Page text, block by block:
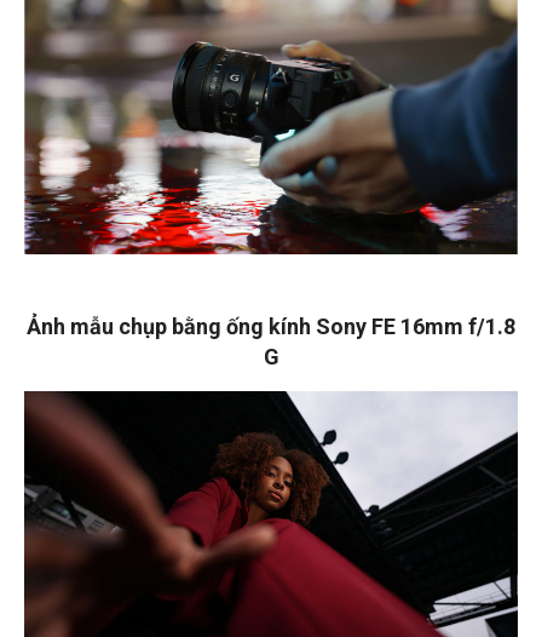
Ảnh mẫu chụp bằng ống kính Sony FE 16mm f/1.8
G